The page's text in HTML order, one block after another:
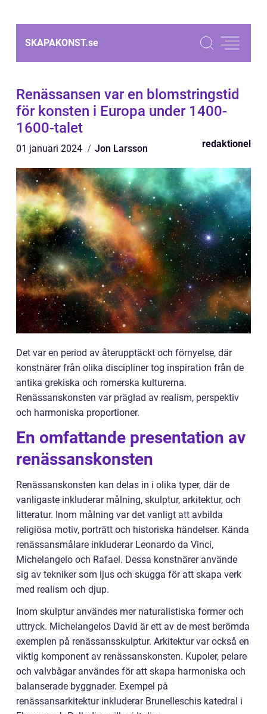
SKAPAKONST.se
Renässansen var en blomstringstid
för konsten i Europa under 1400-
1600-talet
01 januari 2024 Jon Larsson redaktionel
Det var en period av återupptäckt och förnyelse, där
konstnärer från olika discipliner tog inspiration från de
antika grekiska och romerska kulturerna.
Renässanskonsten var präglad av realism, perspektiv
och harmoniska proportioner.
En omfattande presentation av
renässanskonsten
Renässanskonsten kan delas in i olika typer, där de
vanligaste inkluderar målning, skulptur, arkitektur, och
litteratur. Inom målning var det vanligt att avbilda
religiösa motiv, porträtt och historiska händelser. Kända
renässansmålare inkluderar Leonardo da Vinci,
Michelangelo och Rafael. Dessa konstnärer använde
sig av tekniker som ljus och skugga för att skapa verk
med realism och djup.
Inom skulptur användes mer naturalistiska former och
uttryck. Michelangelos David är ett av de mest berömda
exemplen på renässansskulptur. Arkitektur var också en
viktig komponent av renässanskonsten. Kupoler, pelare
och valvbågar användes för att skapa harmoniska och
balanserade byggnader. Exempel på
renässansarkitektur inkluderar Brunelleschis katedral i